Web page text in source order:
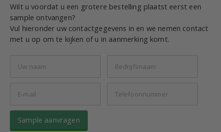
Wilt u voordat u een grotere bestelling plaatst eerst een
sample ontvangen?
Vul hieronder uw contactgegevens in en we nemen contact
met u op om te kijken of u in aanmerking komt.
Sample aanvragen